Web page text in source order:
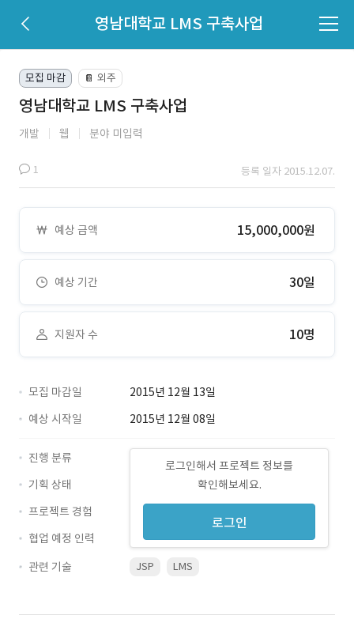
영남대학교 LMS 구축사업
모집 마감 📔 외주
영남대학교 LMS 구축사업
개발 웹 분야 미입력
1 등록 일자 2015.12.07.
예상 금액 15,000,000원
예상 기간 30일
지원자 수 10명
모집 마감일
2015년 12월 13일
예상 시작일
2015년 12월 08일
로그인해서 프로젝트 정보를
확인해보세요.
로그인
진행 분류
기획 상태
프로젝트 경험
협업 예정 인력
관련 기술
JSP LMS